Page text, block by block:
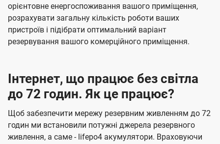
орієнтовне енергоспоживання вашого приміщення,
розрахувати загальну кількість роботи ваших
пристроїв і підібрати оптимальний варіант
резервування вашого комерційного приміщення.
Інтернет, що працює без світла
до 72 годин. Як це працює?
Щоб забезпечити мережу резервним живленням до 72
годин ми встановили потужні джерела резервного
живлення, а саме - lifepo4 акумулятори. Враховуючи